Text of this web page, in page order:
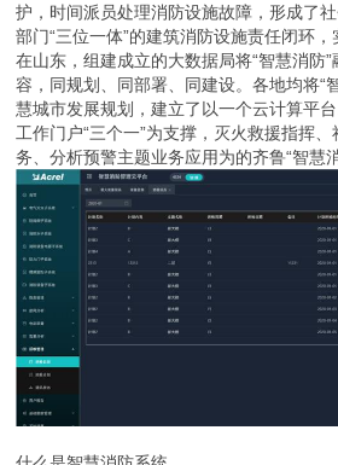
护，时间派员处理消防设施故障，形成了
部门“三位一体”的建筑消防设施责任闭环，
在山东，组建成立的大数据局将“智慧消防”
容，同规划、同部署、同建设。各地均将“
慧城市发展规划，建立了以一个云计算平
工作门户“三个一”为支撑，灭火救援指挥
务、分析预警主题业务应用为的齐鲁“智慧消